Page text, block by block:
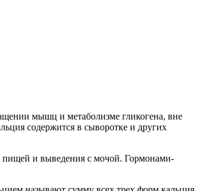
мышц и метаболизме гликогена, вне
содержится в сыворотке и других
пищей и выведения с мочой. Гормонами-